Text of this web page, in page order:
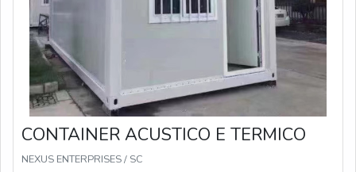
CONTAINER ACUSTICO E TERMICO
NEXUS ENTERPRISES / SC